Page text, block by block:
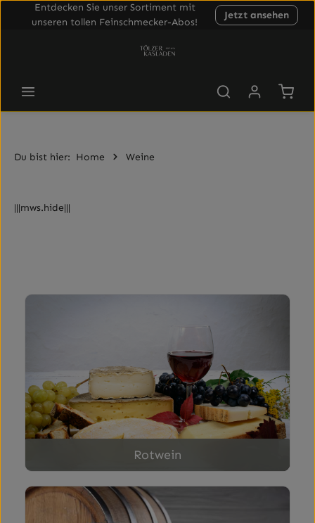
Entdecken Sie unser Sortiment mit
unseren tollen Feinschmecker-Abos!
Jetzt ansehen
Du bist hier: Home Weine
|||mws.hide|||
Rotwein
Rotwein
Portwein